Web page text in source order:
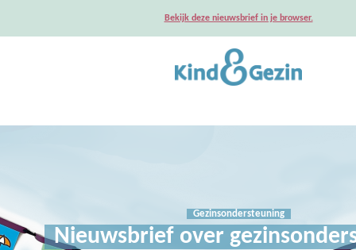
Bekijk deze nieuwsbrief in je browser.
Gezinsondersteuning
Nieuwsbrief over